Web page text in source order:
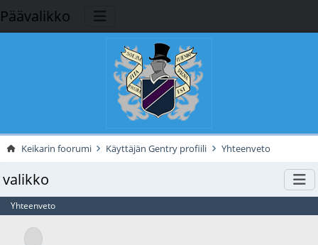
Päävalikko
Keikarin foorumi Käyttäjän Gentry profiili Yhteenveto
valikko
Yhteenveto